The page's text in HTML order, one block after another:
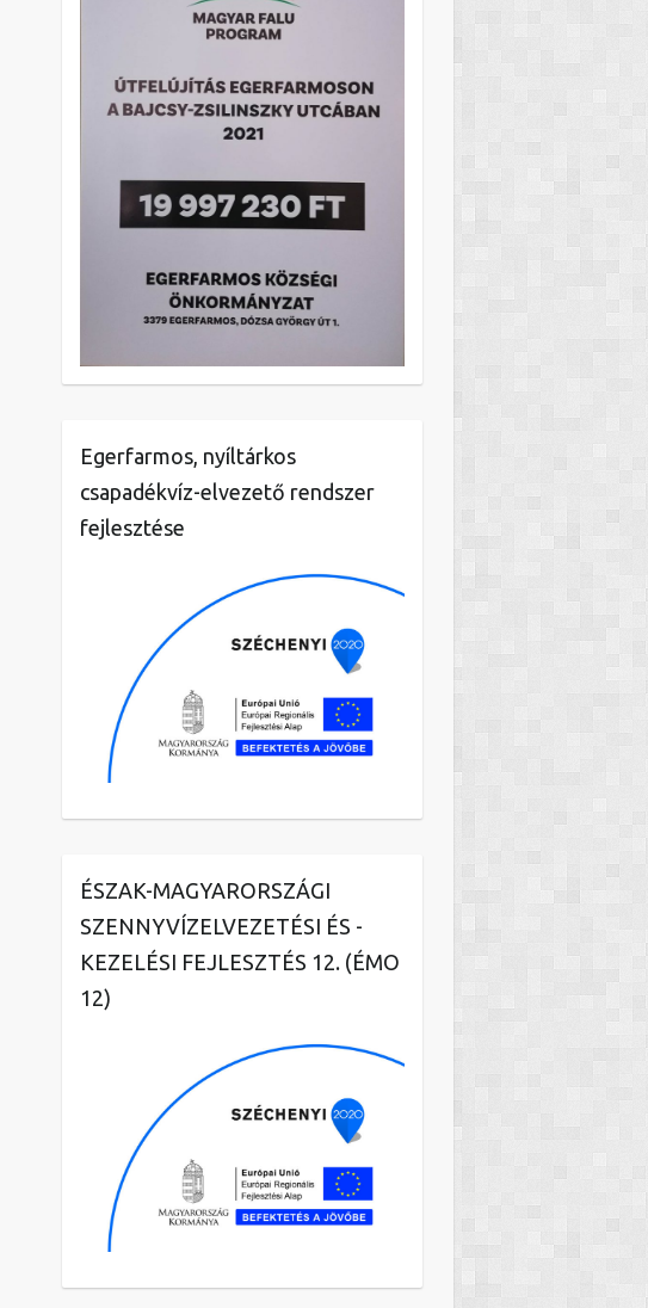
Egerfarmos, nyíltárkos
csapadékvíz-elvezető rendszer
fejlesztése
ÉSZAK-MAGYARORSZÁGI
SZENNYVÍZELVEZETÉSI ÉS -
KEZELÉSI FEJLESZTÉS 12. (ÉMO
12)